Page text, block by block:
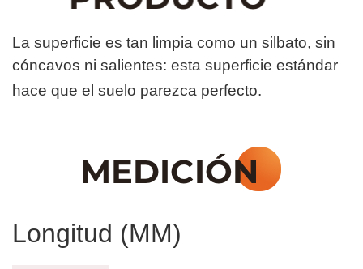
La superficie es tan limpia como un silbato, sin
cóncavos ni salientes: esta superficie estándar
hace que el suelo parezca perfecto.
Longitud (MM)